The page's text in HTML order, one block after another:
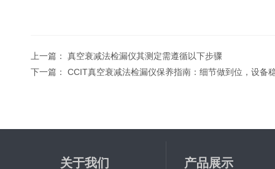
上一篇： 真空衰减法检漏仪其测定需遵循以下步骤
下一篇： CCIT真空衰减法检漏仪保养指南：细节做到位，设备
关于我们 产品展示